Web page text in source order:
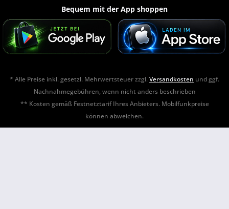
Bequem mit der App shoppen
* Alle Preise inkl. gesetzl. Mehrwertsteuer zzgl.Versandkosten und ggf.
Nachnahmegebühren, wenn nicht anders beschrieben
** Kosten gemäß Festnetztarif Ihres Anbieters. Mobilfunkpreise
können abweichen.